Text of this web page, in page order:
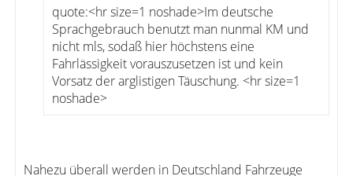
quote:<hr size=1 noshade>Im deutsche
Sprachgebrauch benutzt man nunmal KM und
nicht mls, sodaß hier höchstens eine
Fahrlässigkeit vorauszusetzen ist und kein
Vorsatz der arglistigen Täuschung. <hr size=1
noshade>
Nahezu überall werden in Deutschland Fahrzeuge